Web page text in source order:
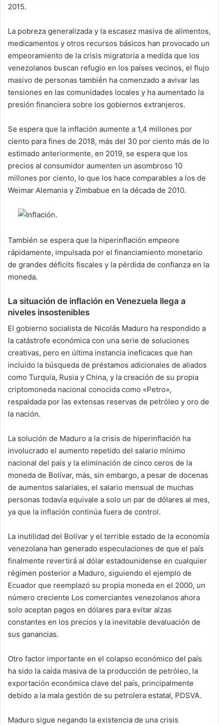
2015.
La pobreza generalizada y la escasez masiva de alimentos,
medicamentos y otros recursos básicos han provocado un
empeoramiento de la crisis migratoria a medida que los
venezolanos buscan refugio en los países vecinos, el flujo
masivo de personas también ha comenzado a avivar las
tensiones en las comunidades locales y ha aumentado la
presión financiera sobre los gobiernos extranjeros.
Se espera que la inflación aumente a 1,4 millones por
ciento para fines de 2018, más del 30 por ciento más de lo
estimado anteriormente, en 2019, se espera que los
precios al consumidor aumenten un asombroso 10
millones por ciento, lo que los hace comparables a los de
Weimar Alemania y Zimbabue en la década de 2010.
También se espera que la hiperinflación empeore
rápidamente, impulsada por el financiamiento monetario
de grandes déficits fiscales y la pérdida de confianza en la
moneda.
La situación de inflación en Venezuela llega a
niveles insostenibles
El gobierno socialista de Nicolás Maduro ha respondido a
la catástrofe económica con una serie de soluciones
creativas, pero en última instancia ineficaces que han
incluido la búsqueda de préstamos adicionales de aliados
como Turquía, Rusia y China, y la creación de su propia
criptomoneda nacional conocida como «Petro»,
respaldada por las extensas reservas de petróleo y oro de
la nación.
La solución de Maduro a la crisis de hiperinflación ha
involucrado el aumento repetido del salario mínimo
nacional del país y la eliminación de cinco ceros de la
moneda de Bolívar, más, sin embargo, a pesar de docenas
de aumentos salariales, el salario mensual de muchas
personas todavía equivale a solo un par de dólares al mes,
ya que la inflación continúa fuera de control.
La inutilidad del Bolívar y el terrible estado de la economía
venezolana han generado especulaciones de que el país
finalmente revertirá al dólar estadounidense en cualquier
régimen posterior a Maduro, siguiendo el ejemplo de
Ecuador que reemplazó su propia moneda en el 2000, un
número creciente Los comerciantes venezolanos ahora
solo aceptan pagos en dólares para evitar alzas
constantes en los precios y la inevitable devaluación de
sus ganancias.
Otro factor importante en el colapso económico del país
ha sido la caída masiva de la producción de petróleo, la
exportación económica clave del país, principalmente
debido a la mala gestión de su petrolera estatal, PDSVA.
Maduro sigue negando la existencia de una crisis